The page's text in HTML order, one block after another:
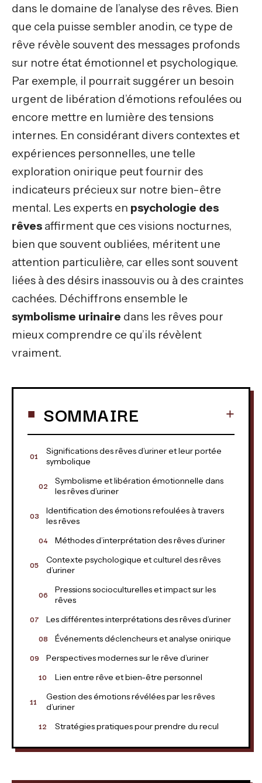
dans le domaine de l’analyse des rêves. Bien
que cela puisse sembler anodin, ce type de
rêve révèle souvent des messages profonds
sur notre état émotionnel et psychologique.
Par exemple, il pourrait suggérer un besoin
urgent de libération d’émotions refoulées ou
encore mettre en lumière des tensions
internes. En considérant divers contextes et
expériences personnelles, une telle
exploration onirique peut fournir des
indicateurs précieux sur notre bien-être
mental. Les experts en psychologie des
rêves affirment que ces visions nocturnes,
bien que souvent oubliées, méritent une
attention particulière, car elles sont souvent
liées à des désirs inassouvis ou à des craintes
cachées. Déchiffrons ensemble le
symbolisme urinaire dans les rêves pour
mieux comprendre ce qu’ils révèlent
vraiment.
SOMMAIRE
Significations des rêves d’uriner et leur portée
symbolique
Symbolisme et libération émotionnelle dans
les rêves d’uriner
Identification des émotions refoulées à travers
les rêves
Méthodes d’interprétation des rêves d’uriner
Contexte psychologique et culturel des rêves
d’uriner
Pressions socioculturelles et impact sur les
rêves
Les différentes interprétations des rêves d’uriner
Événements déclencheurs et analyse onirique
Perspectives modernes sur le rêve d’uriner
Lien entre rêve et bien-être personnel
Gestion des émotions révélées par les rêves
d’uriner
Stratégies pratiques pour prendre du recul